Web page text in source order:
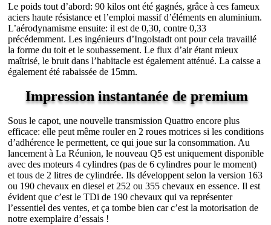
Le poids tout d’abord: 90 kilos ont été gagnés, grâce à ces fameux
aciers haute résistance et l’emploi massif d’éléments en aluminium.
L’aérodynamisme ensuite: il est de 0,30, contre 0,33
précédemment. Les ingénieurs d’Ingolstadt ont pour cela travaillé
la forme du toit et le soubassement. Le flux d’air étant mieux
maîtrisé, le bruit dans l’habitacle est également atténué. La caisse a
également été rabaissée de 15mm.
Impression instantanée de premium
Sous le capot, une nouvelle transmission Quattro encore plus
efficace: elle peut même rouler en 2 roues motrices si les conditions
d’adhérence le permettent, ce qui joue sur la consommation. Au
lancement à La Réunion, le nouveau Q5 est uniquement disponible
avec des moteurs 4 cylindres (pas de 6 cylindres pour le moment)
et tous de 2 litres de cylindrée. Ils développent selon la version 163
ou 190 chevaux en diesel et 252 ou 355 chevaux en essence. Il est
évident que c’est le TDi de 190 chevaux qui va représenter
l’essentiel des ventes, et ça tombe bien car c’est la motorisation de
notre exemplaire d’essais !